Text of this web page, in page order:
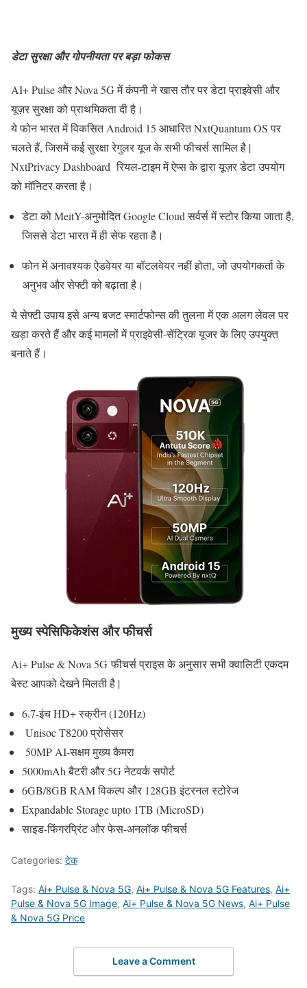
डेटा सुरक्षा और गोपनीयता पर बड़ा फोकस
AI+ Pulse और Nova 5G में कंपनी ने खास तौर पर डेटा प्राइवेसी और
यूज़र सुरक्षा को प्राथमिकता दी है।
ये फोन भारत में विकसित Android 15 आधारित NxtQuantum OS पर
चलते हैं, जिसमें कई सुरक्षा रेगुलर यूज के सभी फीचर्स सामिल है |
NxtPrivacy Dashboard रियल-टाइम में ऐप्स के द्वारा यूज़र डेटा उपयोग
को मॉनिटर करता है।
डेटा को MeitY-अनुमोदित Google Cloud सर्वर्स में स्टोर किया जाता है,
जिससे डेटा भारत में ही सेफ रहता है।
फोन में अनावश्यक ऐडवेयर या बॉटलवेयर नहीं होता, जो उपयोगकर्ता के
अनुभव और सेफ्टी को बढ़ाता है।
ये सेफ्टी उपाय इसे अन्य बजट स्मार्टफोन्स की तुलना में एक अलग लेवल पर
खड़ा करते हैं और कई मामलों में प्राइवेसी-सेंट्रिक यूजर के लिए उपयुक्त
बनाते हैं।
मुख्य स्पेसिफिकेशंस और फीचर्स
Ai+ Pulse & Nova 5G फीचर्स प्राइस के अनुसार सभी क्वालिटी एकदम
बेस्ट आपको देखने मिलती है |
6.7-इंच HD+ स्क्रीन (120Hz)
Unisoc T8200 प्रोसेसर
50MP AI-सक्षम मुख्य कैमरा
5000mAh बैटरी और 5G नेटवर्क सपोर्ट
6GB/8GB RAM विकल्प और 128GB इंटरनल स्टोरेज
Expandable Storage upto 1TB (MicroSD)
साइड-फिंगरप्रिंट और फेस-अनलॉक फीचर्स
Categories: टेक
Tags: Ai+ Pulse & Nova 5G, Ai+ Pulse & Nova 5G Features, Ai+
Pulse & Nova 5G Image, Ai+ Pulse & Nova 5G News, Ai+ Pulse
& Nova 5G Price
Leave a Comment